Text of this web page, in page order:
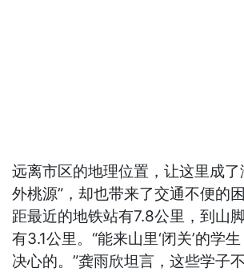
远离市区的地理位置，让这里成了
外桃源”，却也带来了交通不便
距最近的地铁站有7.8公里，到山
有3.1公里。“能来山里‘闭关’的学
决心的。”龚雨欣坦言，这些学子